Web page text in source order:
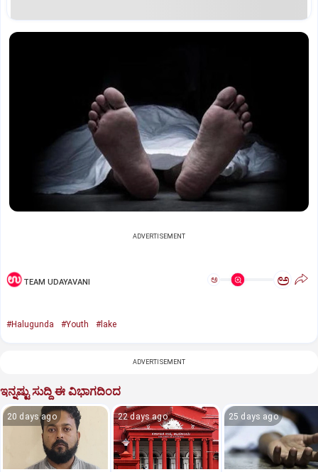
ADVERTISEMENT
TEAM UDAYAVANI ಅ ಅ
#Halugunda #Youth #lake
ADVERTISEMENT
ಇನ್ನಷ್ಟು ಸುದ್ದಿ ಈ ವಿಭಾಗದಿಂದ
20 days ago 22 days ago 25 days ago